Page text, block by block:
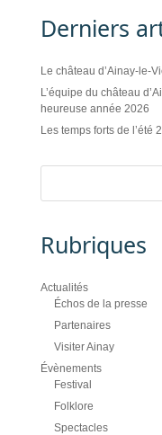
Derniers
Le château d’Ainay-le-
L’équipe du château
heureuse année 2026
Les temps forts de l’été
Rubriques
Actualités
Échos de la presse
Partenaires
Visiter Ainay
Évènements
Festival
Folklore
Spectacles